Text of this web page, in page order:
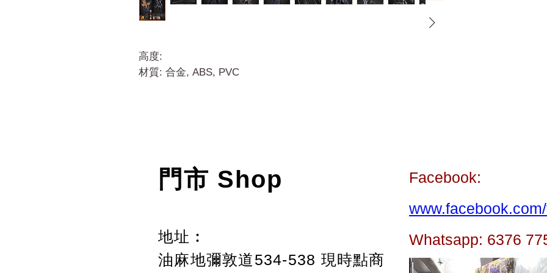
高度:
材質: 合金, ABS, PVC
門市 Shop
地址︰
油麻地彌敦道534-538 現時點商
Facebook:
Whatsapp: 6376